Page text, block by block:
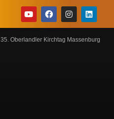
35. Oberlandler Kirchtag Massenburg